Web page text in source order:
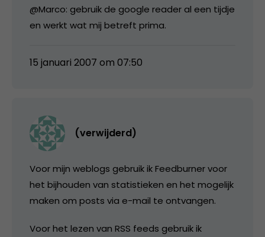
@Marco: gebruik de google reader al een tijdje
en werkt wat mij betreft prima.
15 januari 2007 om 07:50
(verwijderd)
Voor mijn weblogs gebruik ik Feedburner voor
het bijhouden van statistieken en het mogelijk
maken om posts via e-mail te ontvangen.
Voor het lezen van RSS feeds gebruik ik